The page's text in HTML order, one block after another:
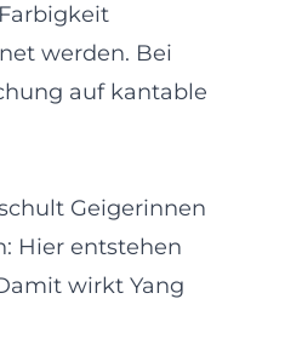
werden. Bei
auf kantable
Geigerinnen
Hier entstehen
wirkt Yang